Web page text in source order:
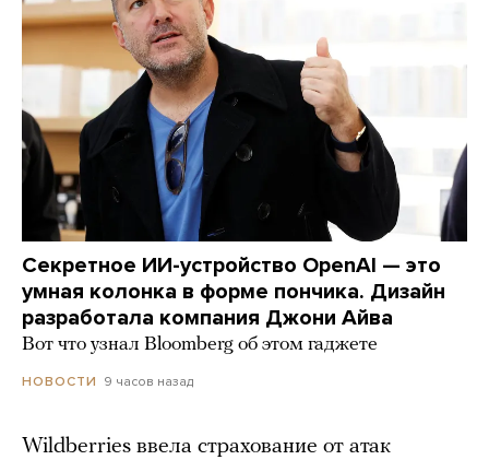
Секретное ИИ-устройство OpenAI — это
умная колонка в форме пончика. Дизайн
разработала компания Джони Айва
Вот что узнал Bloomberg об этом гаджете
НОВОСТИ 9 часов назад
Wildberries ввела страхование от атак